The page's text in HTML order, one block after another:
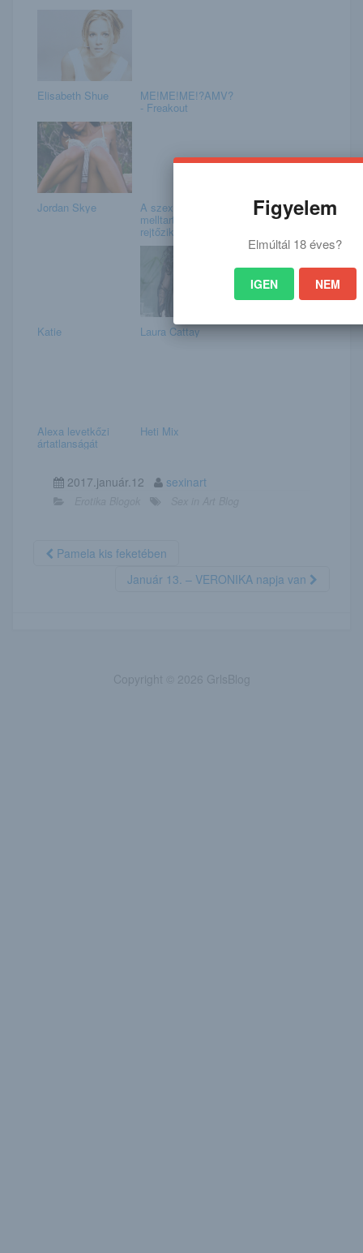
Elisabeth Shue ME!ME!ME!?AMV?
- Freakout
Jordan Skye A szexi bombázó
melltartója mögött
rejtőzik a vilá...
Katie Laura Cattay
Alexa levetkőzi
ártatlanságát
Heti Mix
2017.január.12 sexinart
Pamela kis feketében
Január 13. – VERONIKA napja van
Figyelem
Elmúltál 18 éves?
IGEN NEM